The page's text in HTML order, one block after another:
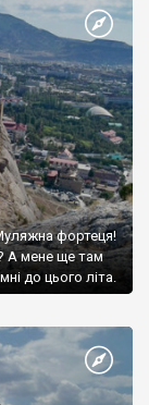
фортеця!
А мене ще там
до цього літа.